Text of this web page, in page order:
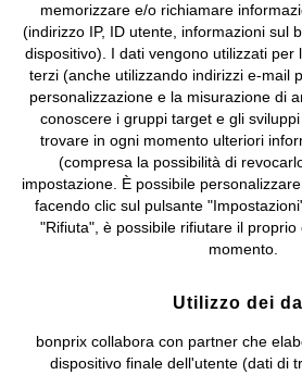
© 2026 bonprix.
Tutti i
bonprix S.r.l. con socio unico, sede
Valdengo (BI) C.F. 01510910027 - P.I.
Biella n. 01510910027, R.E.A. BI -
IT09060P00000858, N. Reg. AEE:
Sociale: euro 1.000.000 i.v, Società
e coordinamento di bonprix Beteiligungs
mbH.
memorizzare e/o richiamare
(indirizzo IP, ID utente, informazioni sul
dispositivo). I dati vengono utilizzati per
terzi (anche utilizzando indirizzi e-mail
personalizzazione e la misurazione di
conoscere i gruppi target e gli sviluppi
trovare in ogni momento ulteriori
(compresa la possibilità di
impostazione. È possibile
facendo clic sul pulsante
"Rifiuta", è possibile rifiutare il
momento.
Utilizzo dei
bonprix collabora con partner che
dispositivo finale dell'utente (dati di